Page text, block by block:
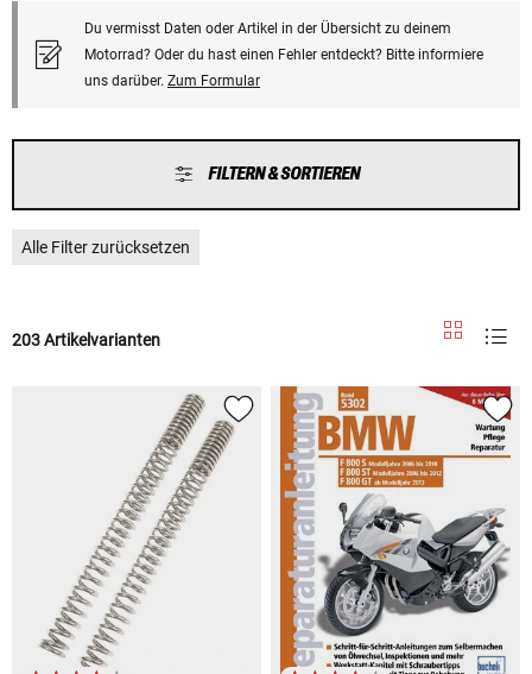
Du vermisst Daten oder Artikel in der Übersicht zu deinem
Motorrad? Oder du hast einen Fehler entdeckt? Bitte informiere
uns darüber. Zum Formular
FILTERN & SORTIEREN
Alle Filter zurücksetzen
203 Artikelvarianten